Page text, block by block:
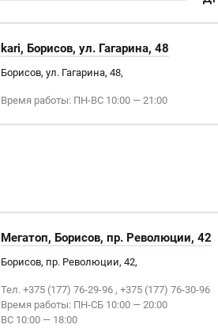
kari, Борисов, ул. Гагарина, 48
Борисов, ул. Гагарина, 48,
Время работы: ПН-ВС 10:00 — 21:00
Мегатоп, Борисов, пр. Революции, 42
Борисов, пр. Революции, 42,
Тел. +375 (177) 76-29-96 , +375 (177) 76-30-96
Время работы: ПН-СБ 10:00 — 20:00
ВС 10:00 — 18:00